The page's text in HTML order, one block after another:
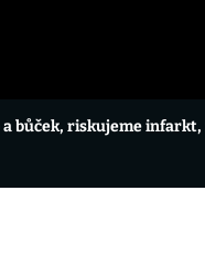
a bůček, riskujeme